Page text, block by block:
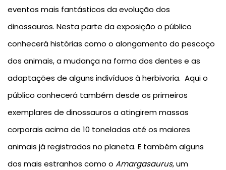
eventos mais fantásticos da evolução dos
dinossauros. Nesta parte da exposição o público
conhecerá histórias como o alongamento do pescoço
dos animais, a mudança na forma dos dentes e as
adaptações de alguns indivíduos à herbivoria. Aqui o
público conhecerá também desde os primeiros
exemplares de dinossauros a atingirem massas
corporais acima de 10 toneladas até os maiores
animais já registrados no planeta. E também alguns
dos mais estranhos como o Amargasaurus, um